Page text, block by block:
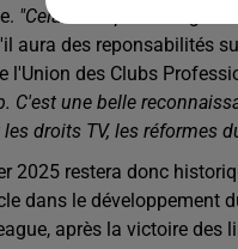
"Cela ne va pas changer
aura des reponsabilités
l'Union des Clubs
C'est une belle
droits TV, les réformes
2025 restera donc
dans le
après la victoire des